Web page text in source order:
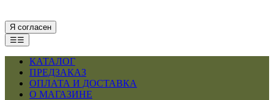
Я согласен
☰☰
КАТАЛОГ
ПРЕДЗАКАЗ
ОПЛАТА И ДОСТАВКА
О МАГАЗИНЕ